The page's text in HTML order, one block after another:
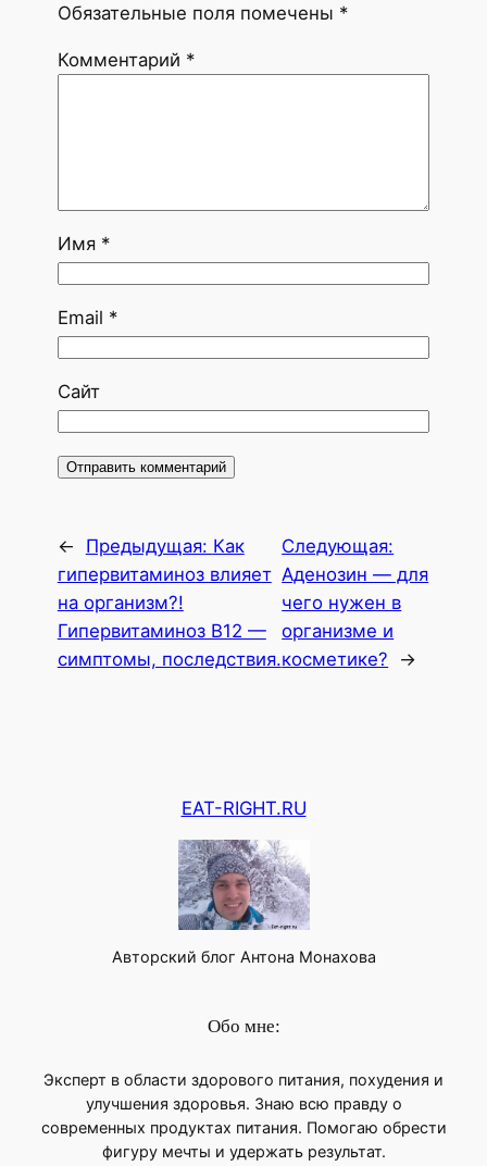
Обязательные поля помечены *
Комментарий *
Имя *
Email *
Сайт
← Предыдущая: Как
гипервитаминоз влияет
на организм?!
Гипервитаминоз В12 —
симптомы, последствия.
Следующая:
Аденозин — для
чего нужен в
организме и
косметике?
→
EAT-RIGHT.RU
Авторский блог Антона Монахова
Обо мне:
Эксперт в области здорового питания, похудения и
улучшения здоровья. Знаю всю правду о
современных продуктах питания. Помогаю обрести
фигуру мечты и удержать результат.